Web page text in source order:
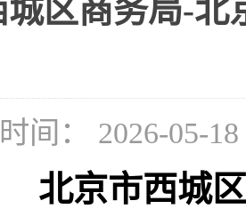
区商务局-北
间： 2026-05-
北京市西城